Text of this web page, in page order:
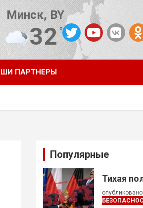
Минск, BY
32°C
от OpenWeatherMap
ПАРТНЕРЫ
Популярные
Тихая